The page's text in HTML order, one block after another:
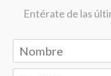
Entérate de las